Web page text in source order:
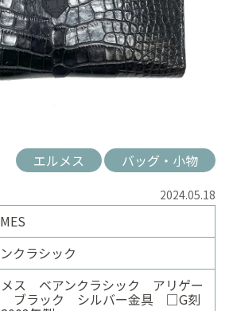
エルメス バッグ・小物
2024.05.18
クラシック
ス ベアンクラシック アリゲー
ブラック シルバー金具 □G刻